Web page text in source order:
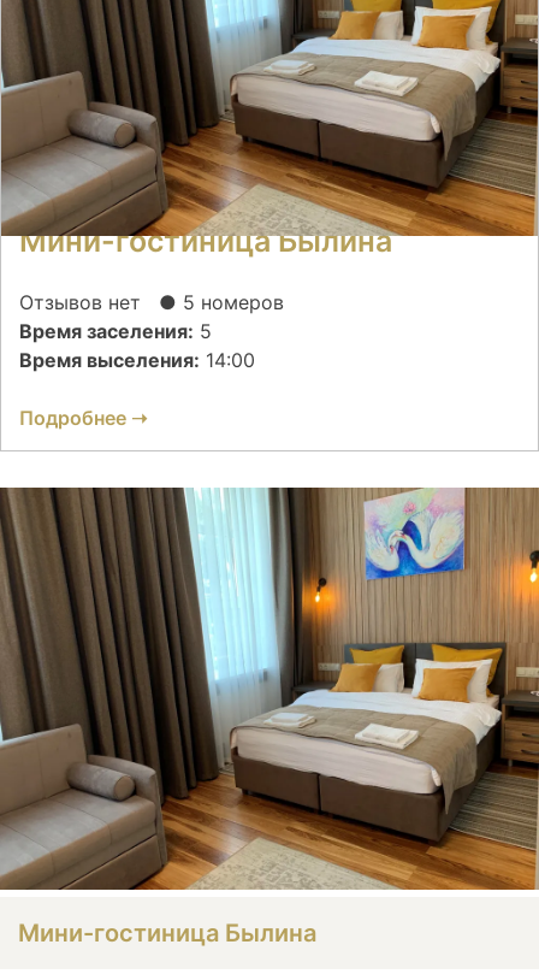
Мини-гостиница Былина
Отзывов нет
● 5 номеров
Время заселения: 5
Время выселения: 14:00
Подробнее ➝
Мини-гостиница Былина